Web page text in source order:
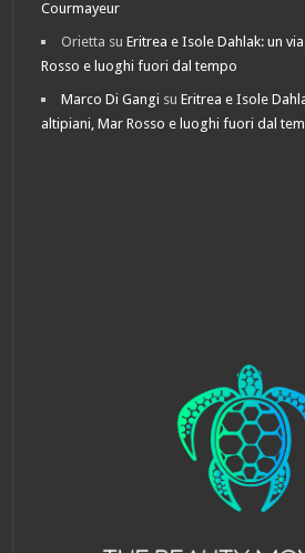
Courmayeur
Orietta suEritrea e Isole Dahlak: un
Rosso e luoghi fuori dal tempo
Marco Di Gangi suEritrea e Isole
altipiani, Mar Rosso e luoghi fuori dal